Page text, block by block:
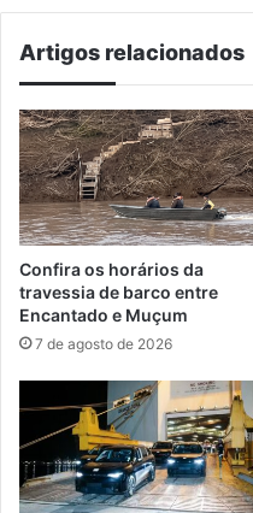
Artigos relacionados
Confira os horários da
travessia de barco entre
Encantado e Muçum
7 de agosto de 2026